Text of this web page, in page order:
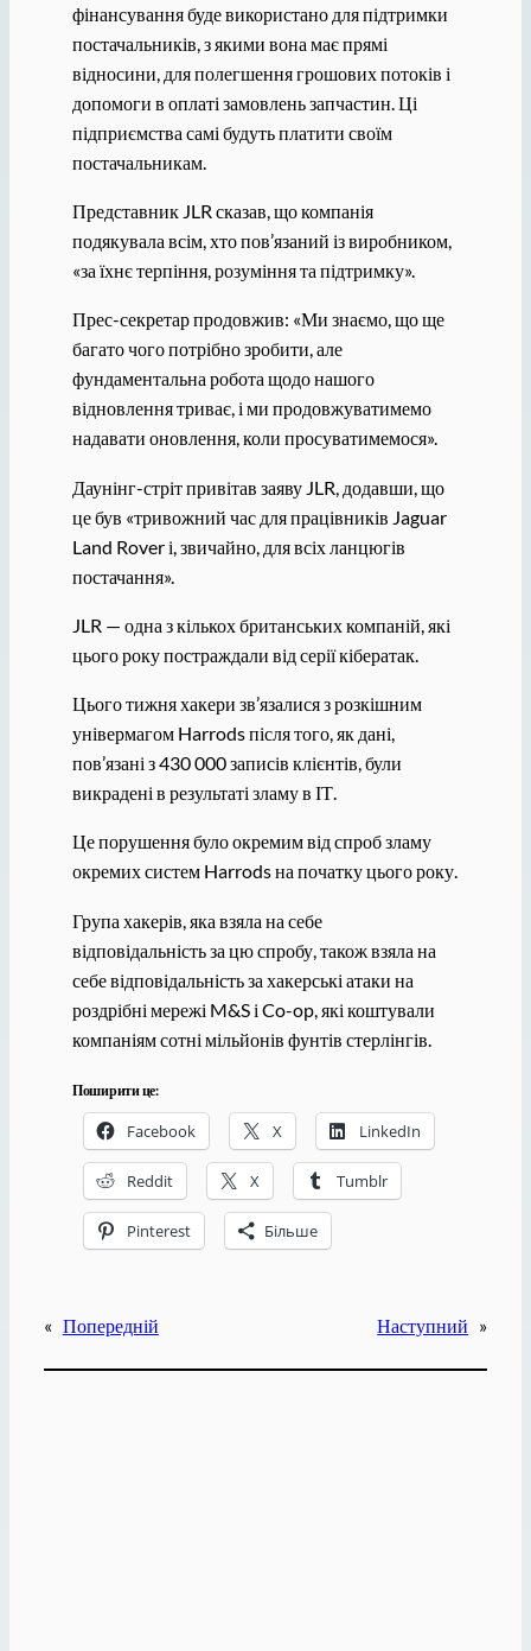
фінансування буде використано для підтримки
постачальників, з якими вона має прямі
відносини, для полегшення грошових потоків і
допомоги в оплаті замовлень запчастин. Ці
підприємства самі будуть платити своїм
постачальникам.
Представник JLR сказав, що компанія
подякувала всім, хто пов’язаний із виробником,
«за їхнє терпіння, розуміння та підтримку».
Прес-секретар продовжив: «Ми знаємо, що ще
багато чого потрібно зробити, але
фундаментальна робота щодо нашого
відновлення триває, і ми продовжуватимемо
надавати оновлення, коли просуватимемося».
Даунінг-стріт привітав заяву JLR, додавши, що
це був «тривожний час для працівників Jaguar
Land Rover і, звичайно, для всіх ланцюгів
постачання».
JLR — одна з кількох британських компаній, які
цього року постраждали від серії кібератак.
Цього тижня хакери зв’язалися з розкішним
універмагом Harrods після того, як дані,
пов’язані з 430 000 записів клієнтів, були
викрадені в результаті зламу в ІТ.
Це порушення було окремим від спроб зламу
окремих систем Harrods на початку цього року.
Група хакерів, яка взяла на себе
відповідальність за цю спробу, також взяла на
себе відповідальність за хакерські атаки на
роздрібні мережі M&S і Co-op, які коштували
компаніям сотні мільйонів фунтів стерлінгів.
Поширити це:
Facebook X LinkedIn
Reddit X Tumblr
Pinterest Більше
« Попередній Наступний »